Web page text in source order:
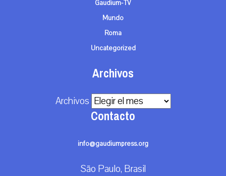
Gaudium-TV
Mundo
Roma
Uncategorized
Archivos
Archivos
Contacto
info@gaudiumpress.org
São Paulo, Brasil